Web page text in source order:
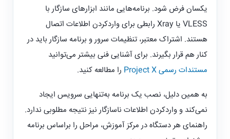
یکسان فرض شود. برنامه‌هایی مانند ابزارهای سازگار با
VLESS یا Xray رابطی برای واردکردن اطلاعات اتصال
هستند. اشتراک معتبر، تنظیمات سرور و برنامه سازگار باید در
کنار هم قرار بگیرند. برای آشنایی فنی بیشتر می‌توانید
مستندات رسمی Project X
را مطالعه کنید.
به همین دلیل، نصب یک برنامه به‌تنهایی سرویس ایجاد
نمی‌کند و واردکردن اطلاعات ناسازگار نیز نتیجه مطلوبی ندارد.
راهنمای هر دستگاه در مرکز آموزش، مراحل را براساس برنامه